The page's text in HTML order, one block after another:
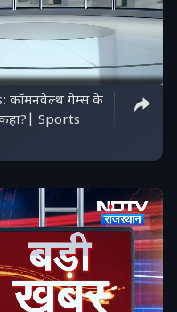
कॉमनवेल्थ गेम्स के
कहा?| Sports